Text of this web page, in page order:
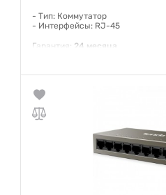
- Тип: Коммутатор
- Интерфейсы: RJ-45
Гарантия: 24 месяца